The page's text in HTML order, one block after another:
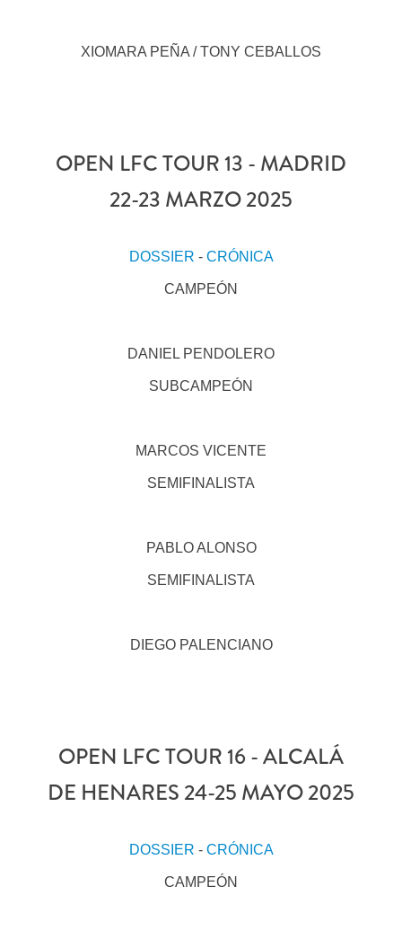
XIOMARA PEÑA / TONY CEBALLOS
OPEN LFC TOUR 13 - MADRID
22-23 MARZO 2025
DOSSIER - CRÓNICA
CAMPEÓN
DANIEL PENDOLERO
SUBCAMPEÓN
MARCOS VICENTE
SEMIFINALISTA
PABLO ALONSO
SEMIFINALISTA
DIEGO PALENCIANO
OPEN LFC TOUR 16 - ALCALÁ
DE HENARES 24-25 MAYO 2025
DOSSIER - CRÓNICA
CAMPEÓN